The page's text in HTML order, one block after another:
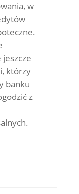
w
jeszcze
którzy
banku
z